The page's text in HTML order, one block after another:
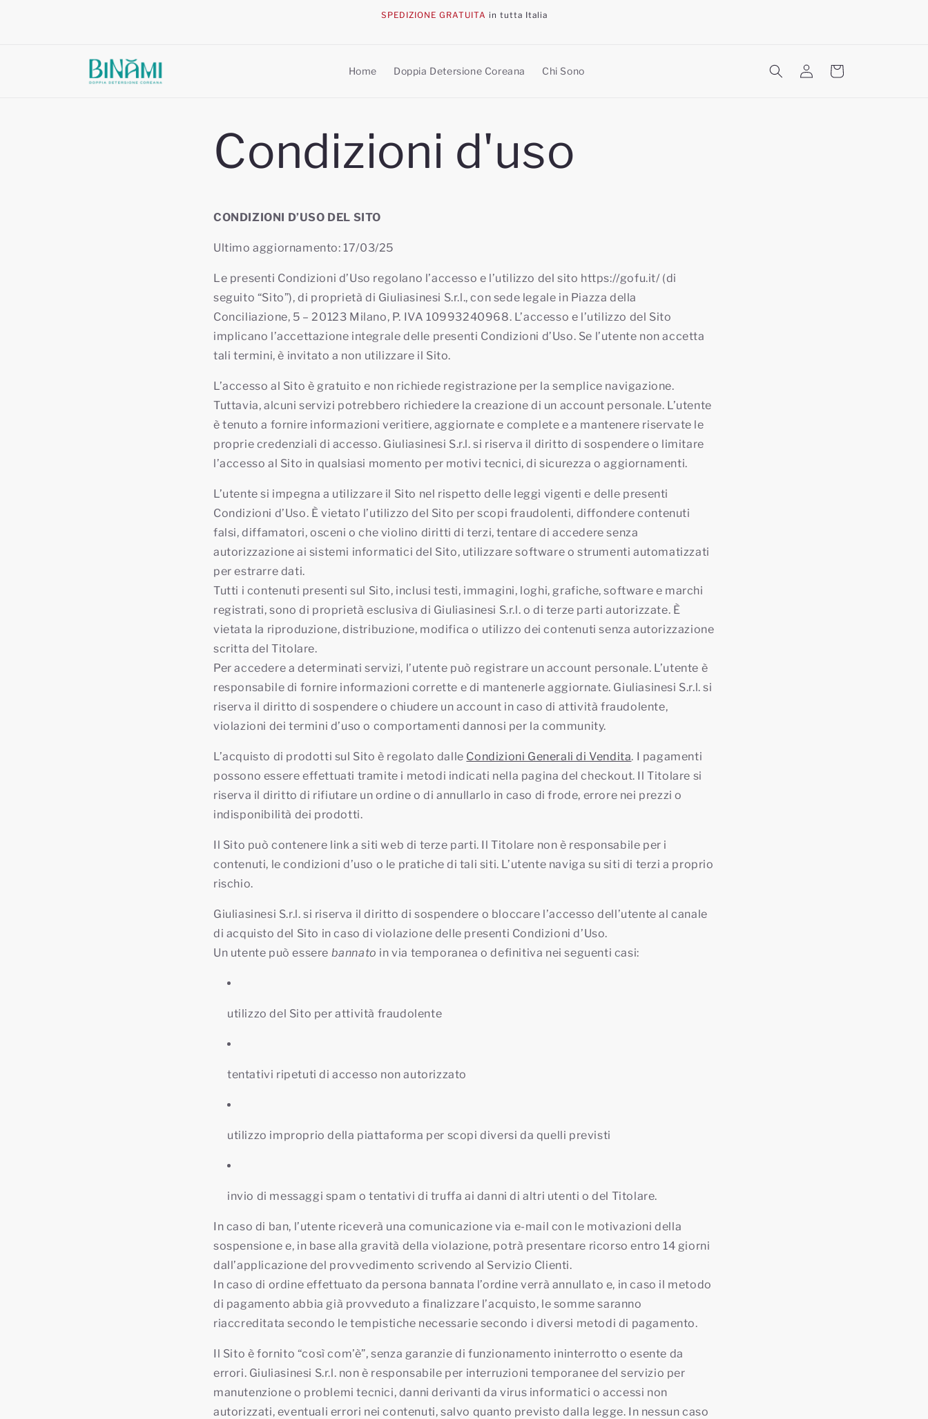
SPEDIZIONE GRATUITA in tutta Italia
Home Doppia Detersione Coreana Chi Sono Accedi Carrello
Condizioni d'uso
CONDIZIONI D’USO DEL SITO
Ultimo aggiornamento: 17/03/25
Le presenti Condizioni d’Uso regolano l’accesso e l’utilizzo del sito https://gofu.it/ (di
seguito “Sito”), di proprietà di Giuliasinesi S.r.l., con sede legale in Piazza della
Conciliazione, 5 – 20123 Milano, P. IVA 10993240968. L’accesso e l’utilizzo del Sito
implicano l’accettazione integrale delle presenti Condizioni d’Uso. Se l’utente non accetta
tali termini, è invitato a non utilizzare il Sito.
L’accesso al Sito è gratuito e non richiede registrazione per la semplice navigazione.
Tuttavia, alcuni servizi potrebbero richiedere la creazione di un account personale. L’utente
è tenuto a fornire informazioni veritiere, aggiornate e complete e a mantenere riservate le
proprie credenziali di accesso. Giuliasinesi S.r.l. si riserva il diritto di sospendere o limitare
l’accesso al Sito in qualsiasi momento per motivi tecnici, di sicurezza o aggiornamenti.
L’utente si impegna a utilizzare il Sito nel rispetto delle leggi vigenti e delle presenti
Condizioni d’Uso. È vietato l’utilizzo del Sito per scopi fraudolenti, diffondere contenuti
falsi, diffamatori, osceni o che violino diritti di terzi, tentare di accedere senza
autorizzazione ai sistemi informatici del Sito, utilizzare software o strumenti automatizzati
per estrarre dati.
Tutti i contenuti presenti sul Sito, inclusi testi, immagini, loghi, grafiche, software e marchi
registrati, sono di proprietà esclusiva di Giuliasinesi S.r.l. o di terze parti autorizzate. È
vietata la riproduzione, distribuzione, modifica o utilizzo dei contenuti senza autorizzazione
scritta del Titolare.
Per accedere a determinati servizi, l’utente può registrare un account personale. L’utente è
responsabile di fornire informazioni corrette e di mantenerle aggiornate. Giuliasinesi S.r.l. si
riserva il diritto di sospendere o chiudere un account in caso di attività fraudolente,
violazioni dei termini d’uso o comportamenti dannosi per la community.
L’acquisto di prodotti sul Sito è regolato dalle Condizioni Generali di Vendita. I pagamenti
possono essere effettuati tramite i metodi indicati nella pagina del checkout. Il Titolare si
riserva il diritto di rifiutare un ordine o di annullarlo in caso di frode, errore nei prezzi o
indisponibilità dei prodotti.
Il Sito può contenere link a siti web di terze parti. Il Titolare non è responsabile per i
contenuti, le condizioni d’uso o le pratiche di tali siti. L’utente naviga su siti di terzi a proprio
rischio.
Giuliasinesi S.r.l. si riserva il diritto di sospendere o bloccare l’accesso dell’utente al canale
di acquisto del Sito in caso di violazione delle presenti Condizioni d’Uso.
Un utente può essere bannato in via temporanea o definitiva nei seguenti casi:
utilizzo del Sito per attività fraudolente
tentativi ripetuti di accesso non autorizzato
utilizzo improprio della piattaforma per scopi diversi da quelli previsti
invio di messaggi spam o tentativi di truffa ai danni di altri utenti o del Titolare.
In caso di ban, l’utente riceverà una comunicazione via e-mail con le motivazioni della
sospensione e, in base alla gravità della violazione, potrà presentare ricorso entro 14 giorni
dall’applicazione del provvedimento scrivendo al Servizio Clienti.
In caso di ordine effettuato da persona bannata l’ordine verrà annullato e, in caso il metodo
di pagamento abbia già provveduto a finalizzare l’acquisto, le somme saranno
riaccreditata secondo le tempistiche necessarie secondo i diversi metodi di pagamento.
Il Sito è fornito “così com’è”, senza garanzie di funzionamento ininterrotto o esente da
errori. Giuliasinesi S.r.l. non è responsabile per interruzioni temporanee del servizio per
manutenzione o problemi tecnici, danni derivanti da virus informatici o accessi non
autorizzati, eventuali errori nei contenuti, salvo quanto previsto dalla legge. In nessun caso